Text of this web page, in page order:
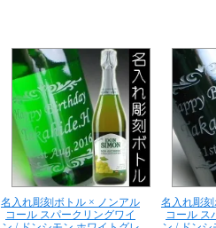
名入れ彫刻ボトル × ノンアル
コール スパークリングワイ
名入れ彫
コール ス